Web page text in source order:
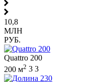
10,8
МЛН
РУБ.
Quattro 200
200 м2 3 3